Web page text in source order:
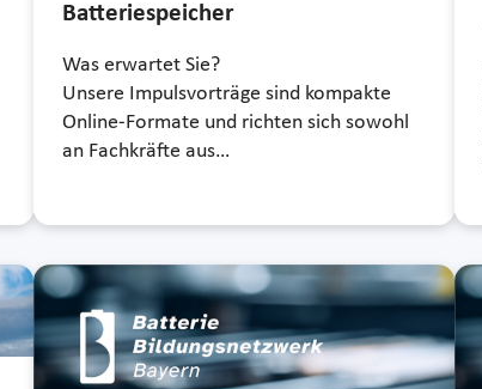
Batteriespeicher
Was erwartet Sie?
Unsere Impulsvorträge sind kompakte
Online-Formate und richten sich sowohl
an Fachkräfte aus…